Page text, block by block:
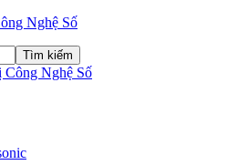
Nghệ Số